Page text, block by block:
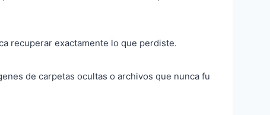
recuperar exactamente lo que perdiste.
de carpetas ocultas o archivos que nunca fu